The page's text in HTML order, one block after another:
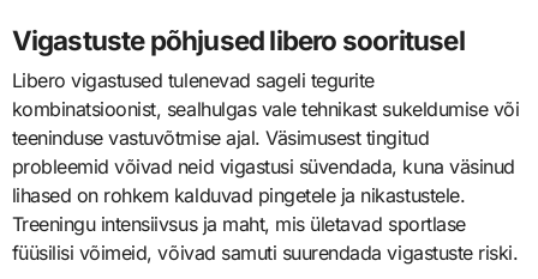
Vigastuste põhjused libero sooritusel
Libero vigastused tulenevad sageli tegurite
kombinatsioonist, sealhulgas vale tehnikast sukeldumise või
teeninduse vastuvõtmise ajal. Väsimusest tingitud
probleemid võivad neid vigastusi süvendada, kuna väsinud
lihased on rohkem kalduvad pingetele ja nikastustele.
Treeningu intensiivsus ja maht, mis ületavad sportlase
füüsilisi võimeid, võivad samuti suurendada vigastuste riski.